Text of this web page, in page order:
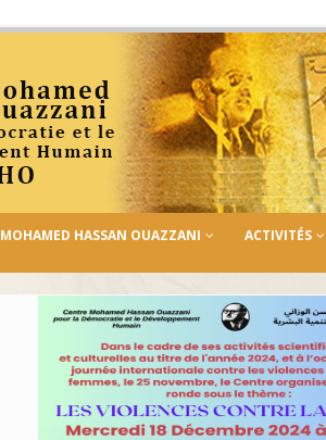
MOHAMED HASSAN OUAZZANI ACTIVITÉS